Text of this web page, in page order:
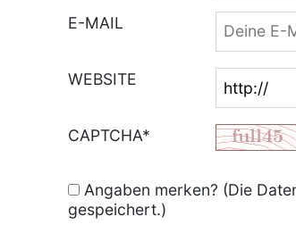
E-MAIL
WEBSITE
CAPTCHA*
Angaben merken? (Die
gespeichert.)